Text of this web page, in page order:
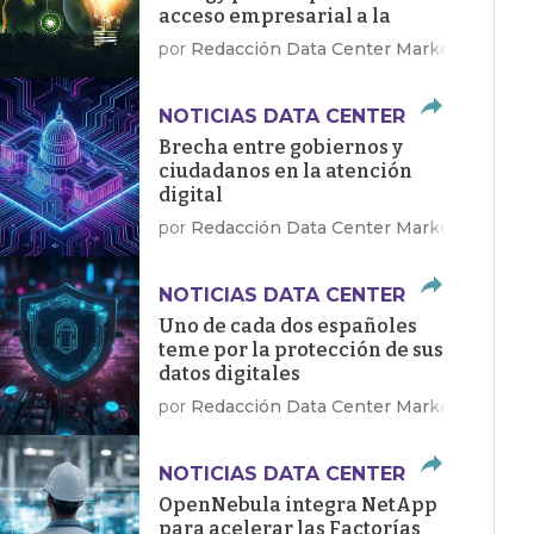
acceso empresarial a la
energía limpia
por Redacción Data Center Market
NOTICIAS DATA CENTER
Brecha entre gobiernos y
ciudadanos en la atención
digital
por Redacción Data Center Market
NOTICIAS DATA CENTER
Uno de cada dos españoles
teme por la protección de sus
datos digitales
por Redacción Data Center Market
NOTICIAS DATA CENTER
OpenNebula integra NetApp
para acelerar las Factorías